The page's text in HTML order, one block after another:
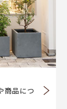
商品につ